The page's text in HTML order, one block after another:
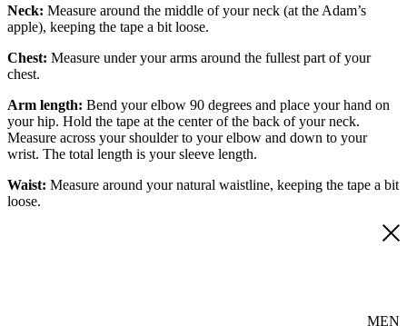
Neck: Measure around the middle of your neck (at the Adam’s
apple), keeping the tape a bit loose.
Chest: Measure under your arms around the fullest part of your
chest.
Arm length: Bend your elbow 90 degrees and place your hand on
your hip. Hold the tape at the center of the back of your neck.
Measure across your shoulder to your elbow and down to your
wrist. The total length is your sleeve length.
Waist: Measure around your natural waistline, keeping the tape a bit
loose.
MEN